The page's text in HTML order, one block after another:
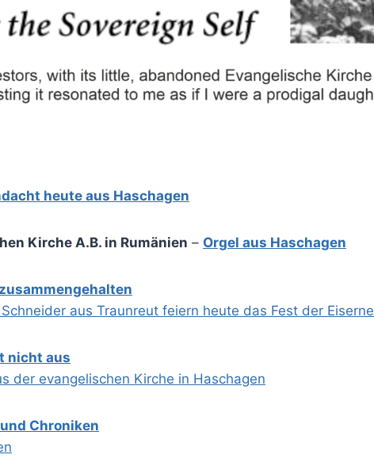
heute aus Haschagen
Kirche A.B. in Rumänien – Orgel aus Haschagen
aus Traunreut feiern heute das Fest der
nicht aus
der evangelischen Kirche in Haschagen
Chroniken